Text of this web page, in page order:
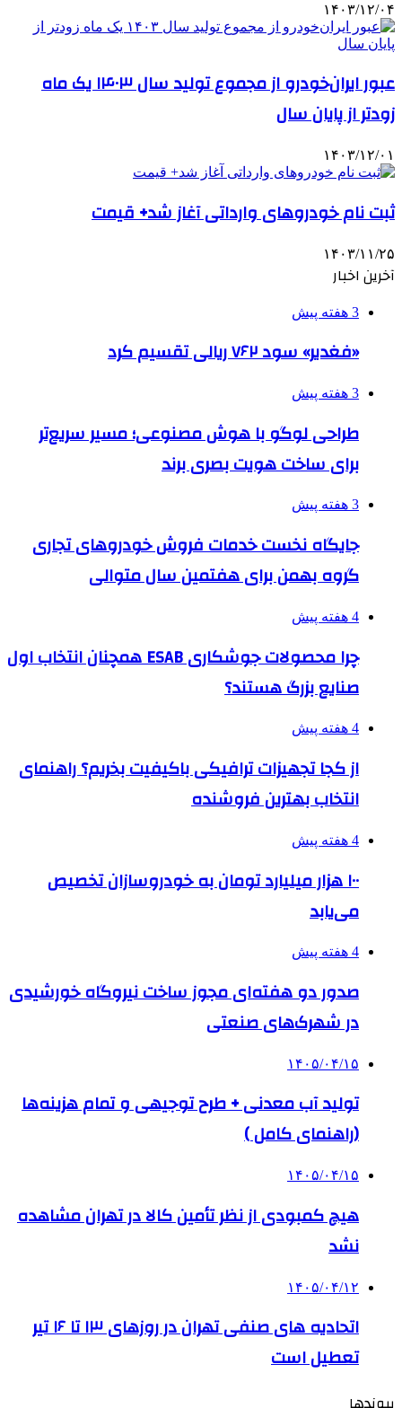
۱۴۰۳/۱۲/۰۴
عبور ایران‌خودرو از مجموع تولید سال ۱۴۰۳ یک ماه
زودتر از پایان سال
۱۴۰۳/۱۲/۰۱
ثبت نام خودروهای وارداتی آغاز شد+ قیمت
۱۴۰۳/۱۱/۲۵
آخرین اخبار
3 هفته پیش
«فغدیر» سود ۷۶۲ ریالی تقسیم کرد
3 هفته پیش
طراحی لوگو با هوش مصنوعی؛ مسیر سریع‌تر
برای ساخت هویت بصری برند
3 هفته پیش
جایگاه نخست خدمات فروش خودروهای تجاری
گروه بهمن برای هفتمین سال متوالی
4 هفته پیش
چرا محصولات جوشکاری ESAB همچنان انتخاب اول
صنایع بزرگ هستند؟
4 هفته پیش
از کجا تجهیزات ترافیکی باکیفیت بخریم؟ راهنمای
انتخاب بهترین فروشنده
4 هفته پیش
۱۰۰ هزار میلیارد تومان به خودروسازان تخصیص
می‌یابد
4 هفته پیش
صدور دو هفته‌ای مجوز ساخت نیروگاه خورشیدی
در شهرک‌های صنعتی
۱۴۰۵/۰۴/۱۵
تولید آب معدنی + طرح توجیهی و تمام هزینه‌ها
(راهنمای کامل )
۱۴۰۵/۰۴/۱۵
هیچ کمبودی از نظر تأمین کالا در تهران مشاهده
نشد
۱۴۰۵/۰۴/۱۲
اتحادیه های صنفی تهران در روزهای ۱۳ تا ۱۶ تیر
تعطیل است